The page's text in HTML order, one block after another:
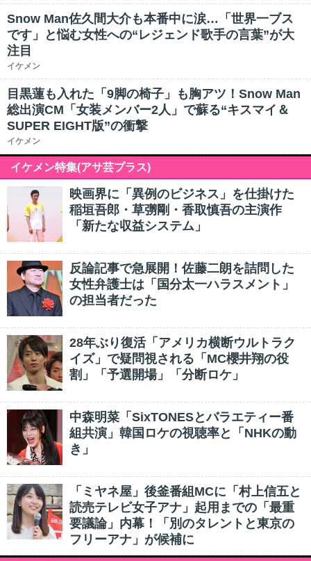
Snow Man佐久間大介も本番中に涙…「世界一ブス
です」と悩む女性への“レジェンド歌手の言葉”が大
注目
イケメン
目黒蓮も入れた「9脚の椅子」も胸アツ！Snow Man
総出演CM「女装メンバー2人」で蘇る“キスマイ＆
SUPER EIGHT版”の衝撃
イケメン
イケメン特集(アサ芸プラス)
映画界に「異例のビジネス」を仕掛けた
稲垣吾郎・草彅剛・香取慎吾の主演作
「新たな収益システム」
反論記事で急展開！佐藤二朗を詰問した
女性弁護士は「国分太一ハラスメント」
の担当者だった
28年ぶり復活「アメリカ横断ウルトラク
イズ」で疑問視される「MC櫻井翔の役
割」「予選開場」「分断ロケ」
中森明菜「SixTONESとバラエティー番
組共演」韓国ロケの視聴率と「NHKの動
き」
「ミヤネ屋」後釜番組MCに「村上信五と
読売テレビ女子アナ」起用までの「最重
要議論」内幕！「別のタレントと東京の
フリーアナ」が候補に